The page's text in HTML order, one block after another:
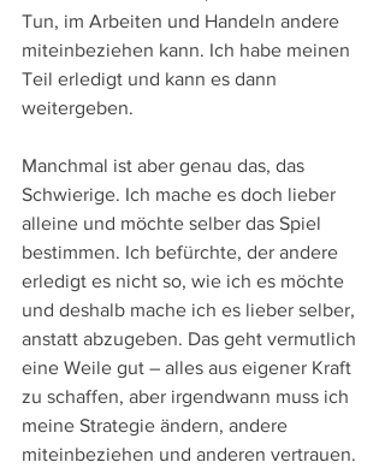
Tun, im Arbeiten und Handeln andere
miteinbeziehen kann. Ich habe meinen
Teil erledigt und kann es dann
weitergeben.
Manchmal ist aber genau das, das
Schwierige. Ich mache es doch lieber
alleine und möchte selber das Spiel
bestimmen. Ich befürchte, der andere
erledigt es nicht so, wie ich es möchte
und deshalb mache ich es lieber selber,
anstatt abzugeben. Das geht vermutlich
eine Weile gut – alles aus eigener Kraft
zu schaffen, aber irgendwann muss ich
meine Strategie ändern, andere
miteinbeziehen und anderen vertrauen.